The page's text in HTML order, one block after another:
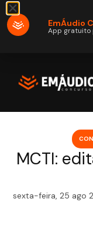
MCTI:
sexta-feira, 25 ago
EmÁudio
App gratuito